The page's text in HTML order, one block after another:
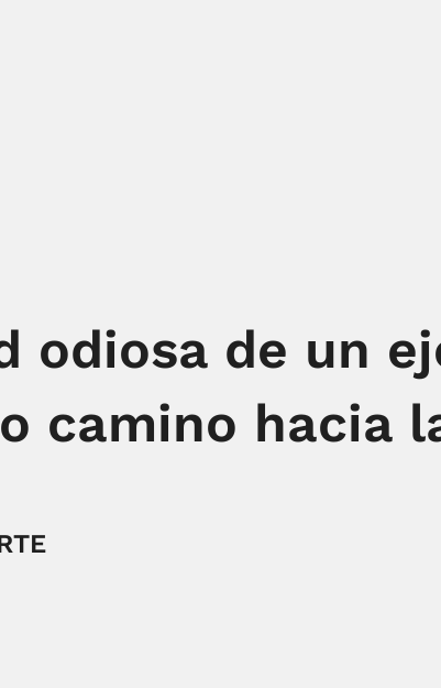
odiosa de un
camino hacia